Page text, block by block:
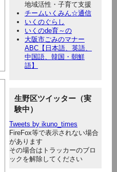
地域活性・子育て支援
チームいくみん☆通信
いくのぐらし
いくのde育～の
大阪市ごみのマナー
ABC【日本語、英語、
中国語、韓国・朝鮮
語】
生野区ツイッター（実
験中）
Tweets by ikuno_times
FireFox等で表示されない場合
があります
その場合はトラッカーのブロ
ックを解除してください